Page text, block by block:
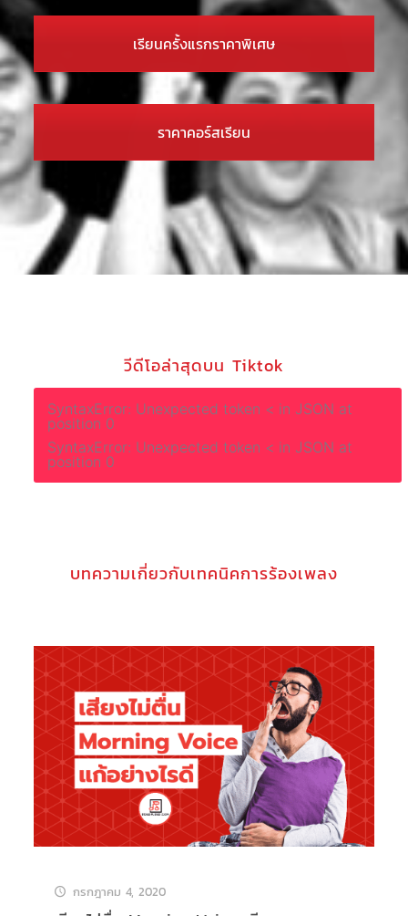
เรียนครั้งแรกราคาพิเศษ
ราคาคอร์สเรียน
วีดีโอล่าสุดบน Tiktok
SyntaxError: Unexpected token < in JSON at
position 0
SyntaxError: Unexpected token < in JSON at
position 0
บทความเกี่ยวกับเทคนิคการร้องเพลง
กรกฎาคม 4, 2020